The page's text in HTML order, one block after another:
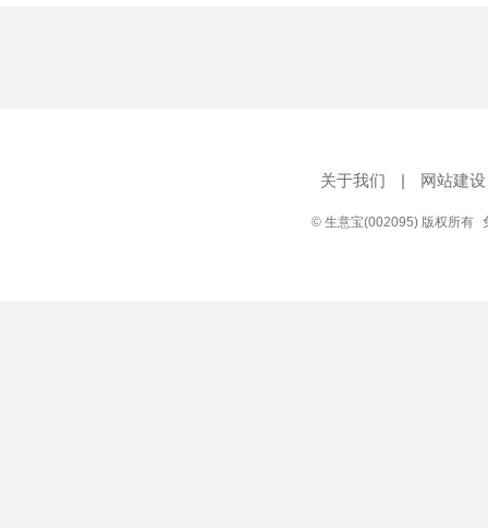
关于我们 | 网站建设
© 生意宝(002095) 版权所有